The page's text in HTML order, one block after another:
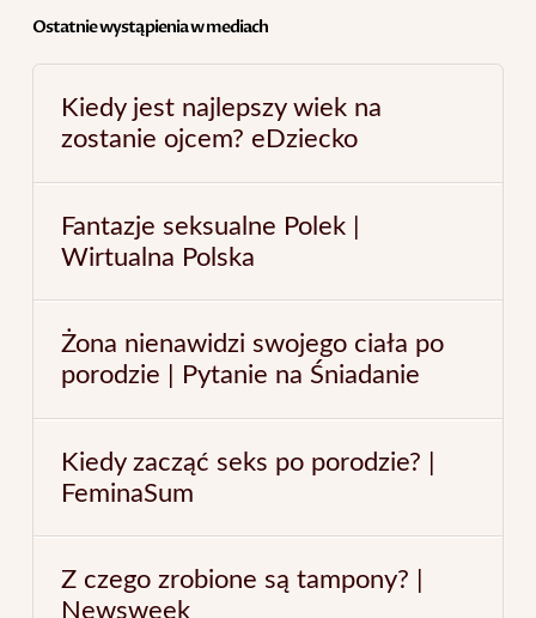
Ostatnie wystąpienia w mediach
Kiedy jest najlepszy wiek na
zostanie ojcem? eDziecko
Fantazje seksualne Polek |
Wirtualna Polska
Żona nienawidzi swojego ciała po
porodzie | Pytanie na Śniadanie
Kiedy zacząć seks po porodzie? |
FeminaSum
Z czego zrobione są tampony? |
Newsweek